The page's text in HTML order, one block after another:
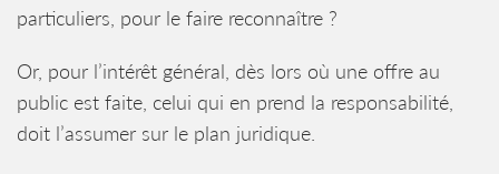
particuliers, pour le faire reconnaître ?
Or, pour l’intérêt général, dès lors où une offre au
public est faite, celui qui en prend la responsabilité,
doit l’assumer sur le plan juridique.